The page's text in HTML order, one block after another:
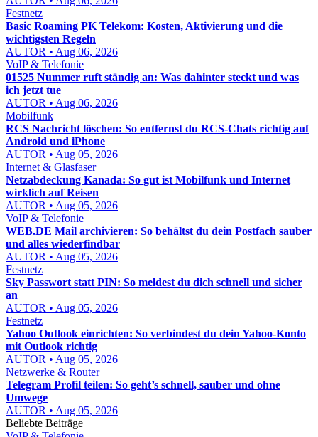
Festnetz
Basic Roaming PK Telekom: Kosten, Aktivierung und die
wichtigsten Regeln
AUTOR • Aug 06, 2026
VoIP & Telefonie
01525 Nummer ruft ständig an: Was dahinter steckt und was
ich jetzt tue
AUTOR • Aug 06, 2026
Mobilfunk
RCS Nachricht löschen: So entfernst du RCS-Chats richtig auf
Android und iPhone
AUTOR • Aug 05, 2026
Internet & Glasfaser
Netzabdeckung Kanada: So gut ist Mobilfunk und Internet
wirklich auf Reisen
AUTOR • Aug 05, 2026
VoIP & Telefonie
WEB.DE Mail archivieren: So behältst du dein Postfach sauber
und alles wiederfindbar
AUTOR • Aug 05, 2026
Festnetz
Sky Passwort statt PIN: So meldest du dich schnell und sicher
an
AUTOR • Aug 05, 2026
Festnetz
Yahoo Outlook einrichten: So verbindest du dein Yahoo-Konto
mit Outlook richtig
AUTOR • Aug 05, 2026
Netzwerke & Router
Telegram Profil teilen: So geht’s schnell, sauber und ohne
Umwege
AUTOR • Aug 05, 2026
Beliebte Beiträge